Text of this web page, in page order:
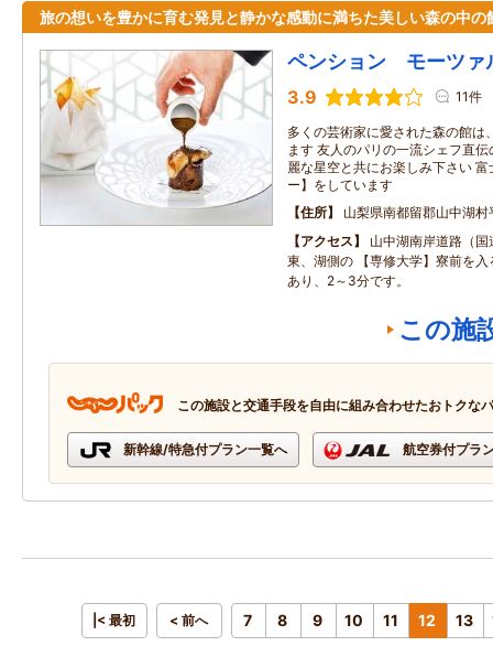
旅の想いを豊かに育む発見と静かな感動に満ちた美しい森の中の
ペンション モーツァ
3.9 11件
多くの芸術家に愛された森の館は
ます 友人のパリの一流シェフ直
麗な星空と共にお楽しみ下さい
ー】をしています
住所
山梨県南都留郡山中湖
アクセス
山中湖南岸道路（
東、湖側の 【専修大学】寮前を
あり、2～3分です。
この施
この施設と交通手段を自由に組み合わせたおトクな
新幹線/特急付プラン一覧へ 航空券付プラ
|< 最初 < 前へ 7 8 9 10 11 12 13